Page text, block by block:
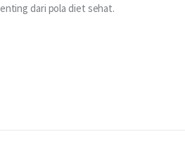
Mengapa Good
dari pola diet sehat.